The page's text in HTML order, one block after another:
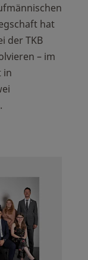
hat
der TKB
– im
in